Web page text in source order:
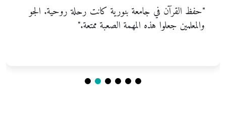
"حفظ القرآن في جامعة بنورية كانت رحلة روحية. الجو
والمعلمين جعلوا هذه المهمة الصعبة ممتعة."